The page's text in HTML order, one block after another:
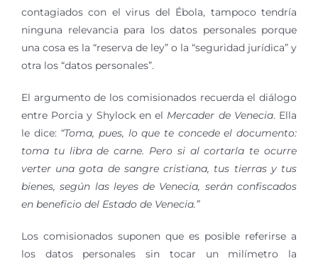
contagiados con el virus del Ébola, tampoco tendría
ninguna relevancia para los datos personales porque
una cosa es la “reserva de ley” o la “seguridad jurídica” y
otra los “datos personales”.
El argumento de los comisionados recuerda el diálogo
entre Porcia y Shylock en el Mercader de Venecia. Ella
le dice: “Toma, pues, lo que te concede el documento:
toma tu libra de carne. Pero si al cortarla te ocurre
verter una gota de sangre cristiana, tus tierras y tus
bienes, según las leyes de Venecia, serán confiscados
en beneficio del Estado de Venecia.”
Los comisionados suponen que es posible referirse a
los datos personales sin tocar un milímetro la